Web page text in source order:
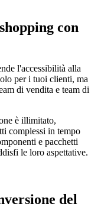
con
l'accessibilità alla
per i tuoi clienti, ma
di vendita e team di
è illimitato,
complessi in tempo
e pacchetti
le loro aspettative.
del